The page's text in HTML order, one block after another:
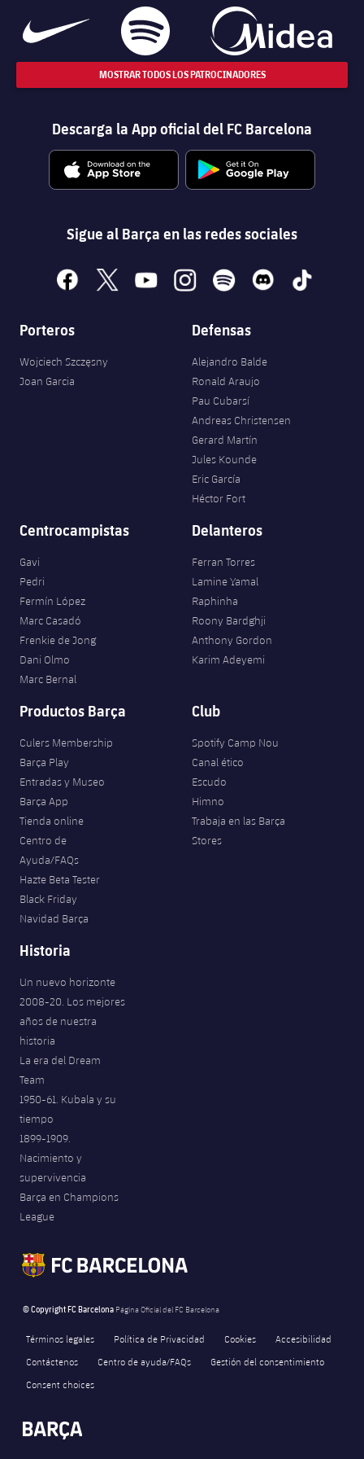
MOSTRAR TODOS LOS PATROCINADORES
Descarga la App oficial del FC Barcelona
Sigue al Barça en las redes sociales
facebook
x youtubeinstagramspotify discord tiktok
Porteros
Wojciech Szczęsny
Joan Garcia
Defensas
Alejandro Balde
Ronald Araujo
Pau Cubarsí
Andreas Christensen
Gerard Martín
Jules Kounde
Eric García
Héctor Fort
Centrocampistas
Gavi
Pedri
Fermín López
Marc Casadó
Frenkie de Jong
Dani Olmo
Marc Bernal
Delanteros
Ferran Torres
Lamine Yamal
Raphinha
Roony Bardghji
Anthony Gordon
Karim Adeyemi
Productos Barça
Culers Membership
Barça Play
Entradas y Museo
Barça App
Tienda online
Centro de
Ayuda/FAQs
Hazte Beta Tester
Black Friday
Navidad Barça
Club
Spotify Camp Nou
Canal ético
Escudo
Himno
Trabaja en las Barça
Stores
Historia
Un nuevo horizonte
2008-20. Los mejores
años de nuestra
historia
La era del Dream
Team
1950-61. Kubala y su
tiempo
1899-1909.
Nacimiento y
supervivencia
Barça en Champions
League
© Copyright FC Barcelona Página Oficial del FC Barcelona
Términos legales Política de Privacidad Cookies
Accesibilidad
Contáctenos
Centro de ayuda/FAQs
Gestión del consentimiento
Consent choices